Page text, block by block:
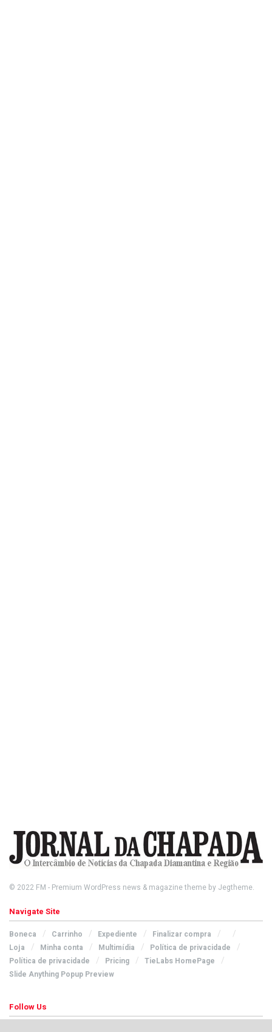
© 2022 FM - Premium WordPress news & magazine theme by Jegtheme.
Navigate Site
Boneca Carrinho Expediente
Finalizar compra
Loja
Minha conta Multimídia
Política de privacidade
Política de privacidade
Pricing
TieLabs HomePage
Slide Anything Popup Preview
Follow Us